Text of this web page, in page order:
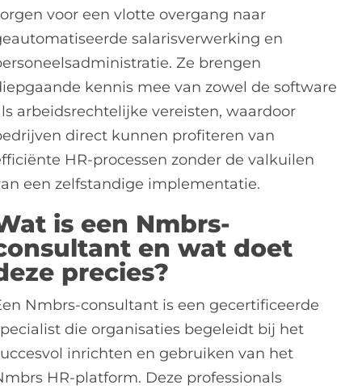
voor een vlotte overgang naar
salarisverwerking en
Ze brengen
kennis mee van zowel de software
arbeidsrechtelijke vereisten, waardoor
direct kunnen profiteren van
HR-processen zonder de valkuilen
een zelfstandige implementatie.
is een Nmbrs-
en wat doet
precies?
Nmbrs-consultant is een gecertificeerde
die organisaties begeleidt bij het
inrichten en gebruiken van het
HR-platform. Deze professionals